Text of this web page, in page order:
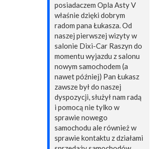
posiadaczem Opla Asty V
właśnie dzięki dobrym
radom pana Łukasza. Od
naszej pierwszej wizyty w
salonie Dixi-Car Raszyn do
momentu wyjazdu z salonu
nowym samochodem (a
nawet później) Pan Łukasz
zawsze był do naszej
dyspozycji, służył nam radą
i pomocą nie tylko w
sprawie nowego
samochodu ale również w
sprawie kontaktu z działami